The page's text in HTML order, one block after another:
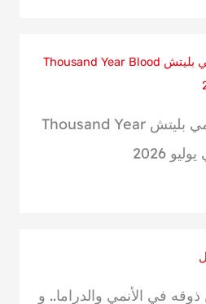
الموسم الأخير من أنمي بليتش Thousand Year
في الأنمي والدراما.. و